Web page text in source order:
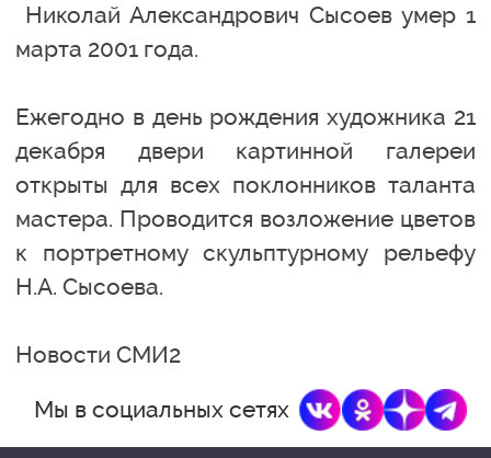
Николай Александрович Сысоев умер 1
марта 2001 года.
Ежегодно в день рождения художника 21
декабря двери картинной галереи
открыты для всех поклонников таланта
мастера. Проводится возложение цветов
к портретному скульптурному рельефу
Н.А. Сысоева.
Новости СМИ2
Мы в социальных сетях